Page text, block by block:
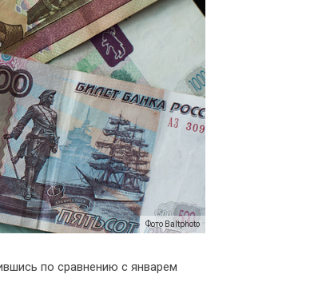
Фото Baltphoto
по сравнению с январем